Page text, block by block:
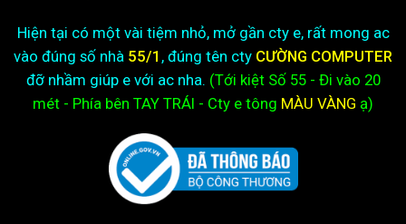
Hiện tại có một vài tiệm nhỏ, mở gần cty e, rất mong ac
vào đúng số nhà 55/1 , đúng tên cty CƯỜNG COMPUTER
đỡ nhầm giúp e với ac nha. (Tới kiệtSố 55 - Đi vào 20
mét - Phía bên TAY TRÁI - Cty e tông MÀU VÀNG ạ)